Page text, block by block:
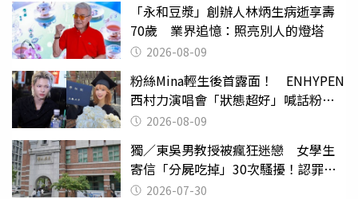
「永和豆漿」創辦人林炳生病逝享壽
70歲 業界追憶：照亮別人的燈塔
2026-08-09
粉絲Mina輕生後首露面！ ENHYPEN
西村力演唱會「狀態超好」喊話粉
絲：我們心意相通
2026-08-09
獨／東吳男教授被瘋狂迷戀 女學生
寄信「分屍吃掉」30次騷擾！認罪免
關 2026-07-30